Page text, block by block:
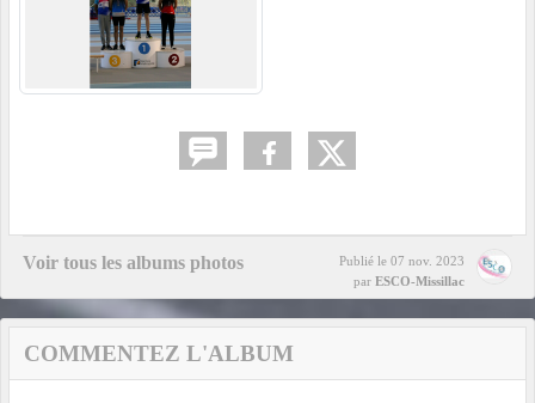
Voir tous les albums photos Publié le 07 nov. 2023
par ESCO-Missillac
COMMENTEZ L'ALBUM